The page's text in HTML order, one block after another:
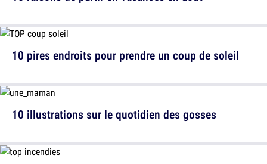
10 illustrations sur le quotidien des gosses
10 pires endroits pour prendre un coup de soleil